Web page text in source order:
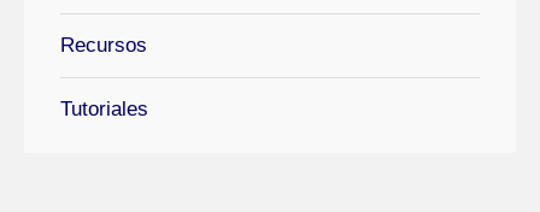
Recursos
Tutoriales